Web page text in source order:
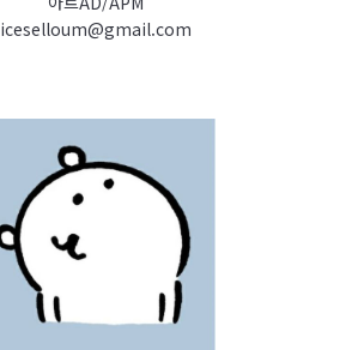
iceselloum@gmail.com